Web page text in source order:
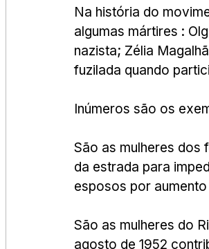
Na história do
algumas mártires :
nazista; Zélia
fuzilada quando
Inúmeros são os
São as mulheres dos
da estrada para
esposos por
São as mulheres do
agosto de 1952